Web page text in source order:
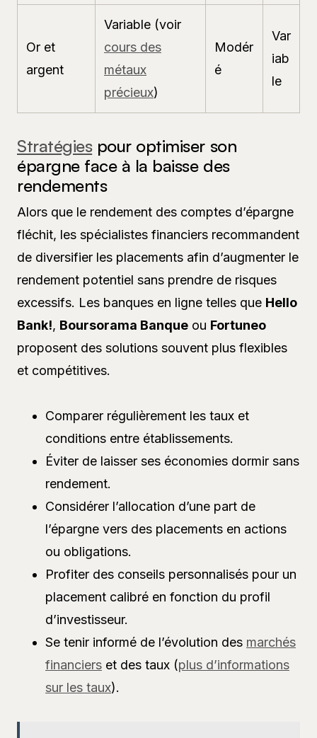
Or et
argent
Variable (voir
cours des
métaux
précieux)
Modér
é
Var
iab
le
Stratégiespour optimiser son
épargne face à la baisse des
rendements
Alors que le rendement des comptes d’épargne
fléchit, les spécialistes financiers recommandent
de diversifier les placements afin d’augmenter le
rendement potentiel sans prendre de risques
excessifs. Les banques en ligne telles que Hello
Bank!, Boursorama Banque ou Fortuneo
proposent des solutions souvent plus flexibles
et compétitives.
Comparer régulièrement les taux et
conditions entre établissements.
Éviter de laisser ses économies dormir sans
rendement.
Considérer l’allocation d’une part de
l’épargne vers des placements en actions
ou obligations.
Profiter des conseils personnalisés pour un
placement calibré en fonction du profil
d’investisseur.
Se tenir informé de l’évolution des marchés
financiers et des taux (plus d’informations
sur les taux).